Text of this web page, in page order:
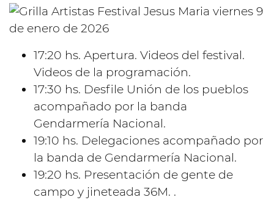
17:20 hs. Apertura. Videos del festival.
Videos de la programación.
17:30 hs. Desfile Unión de los pueblos
acompañado por la banda
Gendarmería Nacional.
19:10 hs. Delegaciones acompañado por
la banda de Gendarmería Nacional.
19:20 hs. Presentación de gente de
campo y jineteada 36M. .